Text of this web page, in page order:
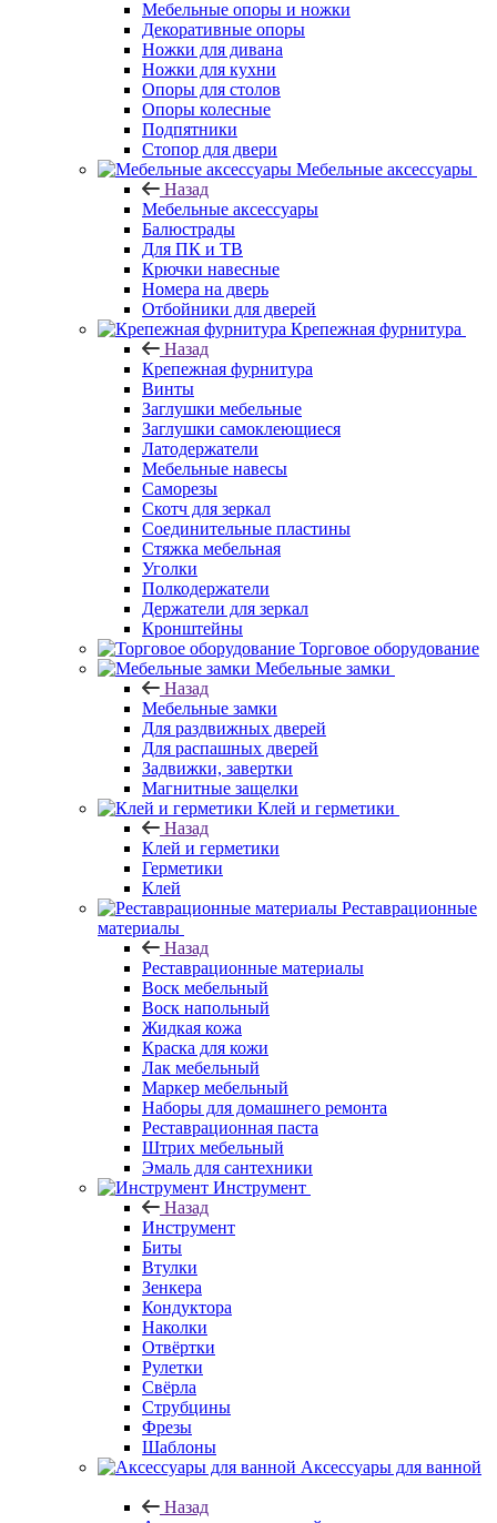
Мебельные опоры и ножки
Декоративные опоры
Ножки для дивана
Ножки для кухни
Опоры для столов
Опоры колесные
Подпятники
Стопор для двери
Мебельные аксессуары
Назад
Мебельные аксессуары
Балюстрады
Для ПК и ТВ
Крючки навесные
Номера на дверь
Отбойники для дверей
Крепежная фурнитура
Назад
Крепежная фурнитура
Винты
Заглушки мебельные
Заглушки самоклеющиеся
Латодержатели
Мебельные навесы
Саморезы
Скотч для зеркал
Соединительные пластины
Стяжка мебельная
Уголки
Полкодержатели
Держатели для зеркал
Кронштейны
Торговое оборудование
Мебельные замки
Назад
Мебельные замки
Для раздвижных дверей
Для распашных дверей
Задвижки, завертки
Магнитные защелки
Клей и герметики
Назад
Клей и герметики
Герметики
Клей
Реставрационные
материалы
Назад
Реставрационные материалы
Воск мебельный
Воск напольный
Жидкая кожа
Краска для кожи
Лак мебельный
Маркер мебельный
Наборы для домашнего ремонта
Реставрационная паста
Штрих мебельный
Эмаль для сантехники
Инструмент
Назад
Инструмент
Биты
Втулки
Зенкера
Кондуктора
Наколки
Отвёртки
Рулетки
Свёрла
Струбцины
Фрезы
Шаблоны
Аксессуары для ванной
Назад